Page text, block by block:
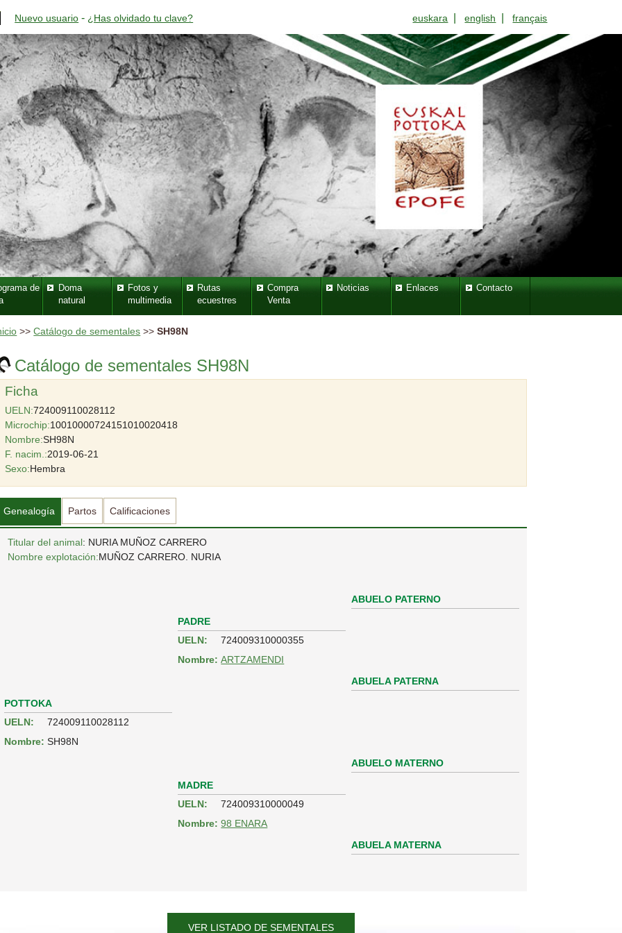
Nuevo usuario - ¿Has olvidado tu clave? euskara |english |français
de
Doma
natural
Fotos y
multimedia
Rutas
ecuestres
Compra
Venta
Noticias Enlaces Contacto
>>Catálogo de sementales >>SH98N
Catálogo de sementales SH98N
Ficha
UELN:724009110028112
Microchip:10010000724151010020418
Nombre:SH98N
F. nacim.:2019-06-21
Sexo:Hembra
Genealogía Partos Calificaciones
Titular del animal: NURIA MUÑOZ CARRERO
Nombre explotación:MUÑOZ CARRERO. NURIA
POTTOKA
UELN:
724009110028112
Nombre: SH98N
PADRE
UELN:
724009310000355
Nombre: ARTZAMENDI
ABUELO PATERNO
ABUELA PATERNA
MADRE
UELN:
724009310000049
Nombre: 98 ENARA
ABUELO MATERNO
ABUELA MATERNA
VER LISTADO DE SEMENTALES